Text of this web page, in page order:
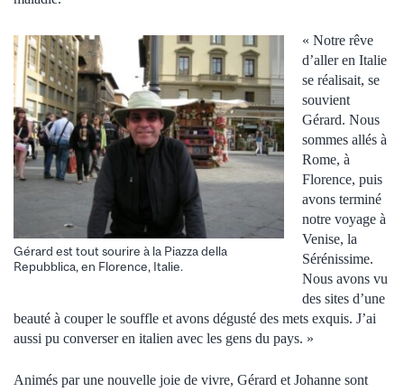
Gérard est tout sourire à la Piazza della
Repubblica, en Florence, Italie.
« Notre rêve
d’aller en Italie
se réalisait, se
souvient
Gérard. Nous
sommes allés à
Rome, à
Florence, puis
avons terminé
notre voyage à
Venise, la
Sérénissime.
Nous avons vu
des sites d’une
beauté à couper le souffle et avons dégusté des mets exquis. J’ai
aussi pu converser en italien avec les gens du pays. »
Animés par une nouvelle joie de vivre, Gérard et Johanne sont